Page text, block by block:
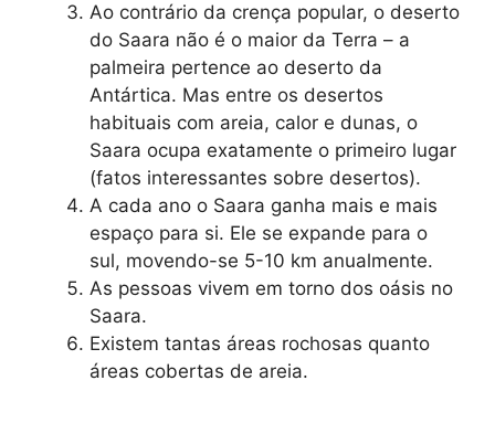
Ao contrário da crença popular, o deserto
do Saara não é o maior da Terra – a
palmeira pertence ao deserto da
Antártica. Mas entre os desertos
habituais com areia, calor e dunas, o
Saara ocupa exatamente o primeiro lugar
(fatos interessantes sobre desertos).
A cada ano o Saara ganha mais e mais
espaço para si. Ele se expande para o
sul, movendo-se 5-10 km anualmente.
As pessoas vivem em torno dos oásis no
Saara.
Existem tantas áreas rochosas quanto
áreas cobertas de areia.